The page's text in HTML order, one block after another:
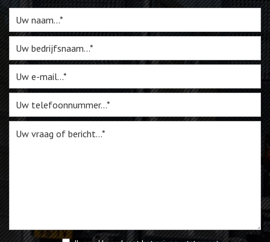
Miniatuur
Vacatures
Contact